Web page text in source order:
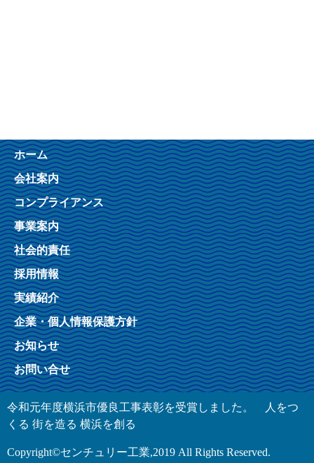
ホーム
会社案内
コンプライアンス
事業案内
社会的責任
採用情報
実績紹介
企業・個人情報保護方針
お知らせ
お問い合せ
令和元年度横浜市優良工事表彰を受賞しました。 人をつ
くる 街を造る 横浜を創る
Copyright©センチュリー工業,2019 All Rights Reserved.